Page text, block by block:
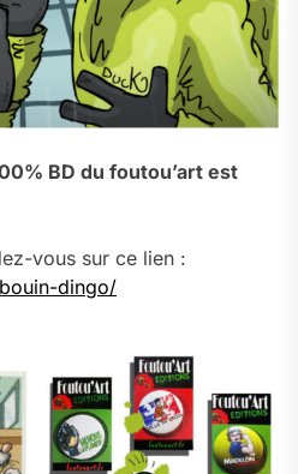
BD du foutou’art est
vous sur ce lien :
dingo/